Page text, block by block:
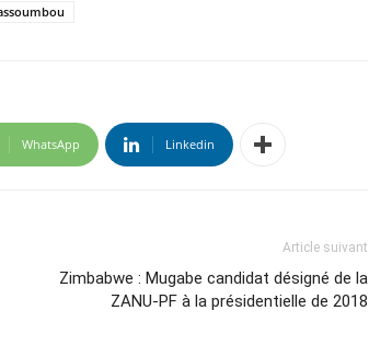
WhatsApp Linkedin
Article suivant
Zimbabwe : Mugabe candidat désigné de la
ZANU-PF à la présidentielle de 2018